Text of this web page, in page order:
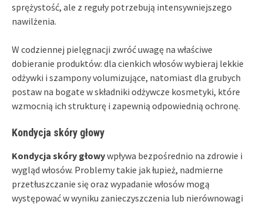
sprężystość, ale z reguły potrzebują intensywniejszego
nawilżenia.
W codziennej pielęgnacji zwróć uwagę na właściwe
dobieranie produktów: dla cienkich włosów wybieraj lekkie
odżywki i szampony volumizujące, natomiast dla grubych
postaw na bogate w składniki odżywcze kosmetyki, które
wzmocnią ich strukturę i zapewnią odpowiednią ochronę.
Kondycja skóry głowy
Kondycja skóry głowywpływa bezpośrednio na zdrowie i
wygląd włosów. Problemy takie jak łupież, nadmierne
przetłuszczanie się oraz wypadanie włosów mogą
występować w wyniku zanieczyszczenia lub nierównowagi